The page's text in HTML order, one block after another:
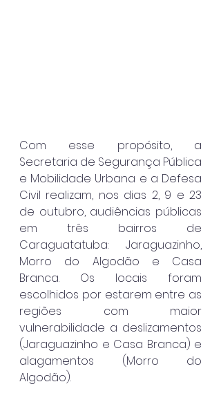
Com esse propósito, a
Secretaria de Segurança Pública
e Mobilidade Urbana e a Defesa
Civil realizam, nos dias 2, 9 e 23
de outubro, audiências públicas
em três bairros de
Caraguatatuba: Jaraguazinho,
Morro do Algodão e Casa
Branca. Os locais foram
escolhidos por estarem entre as
regiões com maior
vulnerabilidade a deslizamentos
(Jaraguazinho e Casa Branca) e
alagamentos (Morro do
Algodão).